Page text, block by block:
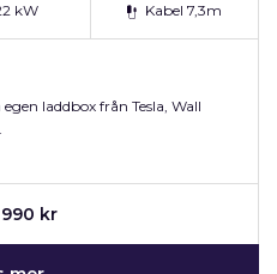
kW Kabel 7,3m
laddbox från Tesla, Wall
990 kr